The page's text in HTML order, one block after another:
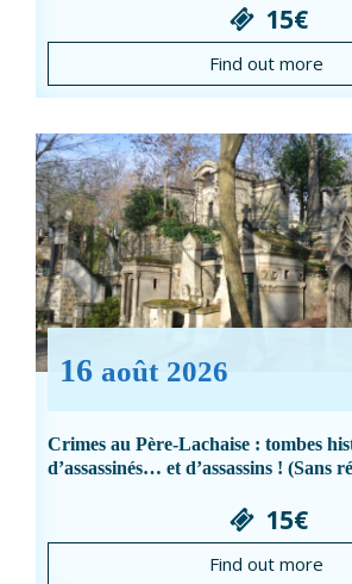
15€
Find out more
16 août 2026
Crimes au Père-Lachaise : tombes
d’assassinés… et d’assassins ! (Sans
15€
Find out more